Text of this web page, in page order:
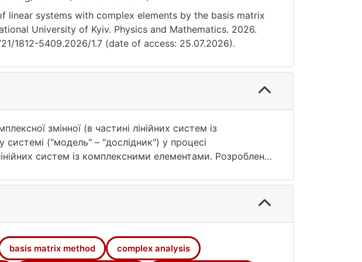
linear systems with complex elements by the basis matrix
University of Kyiv. Physics and Mathematics. 2026.
1812-5409.2026/1.7 (date of access: 25.07.2026).
змінної (в частині лінійних систем із
("модель" – "дослідник") у процесі
систем із комплексними елементами. Розроблено
експеримент з перевірки коректності роботи
задачі математичного моделювання.
моделювання, зокрема, математичний
властивостей двох компонентних математичних
basis matrix method complex analysis